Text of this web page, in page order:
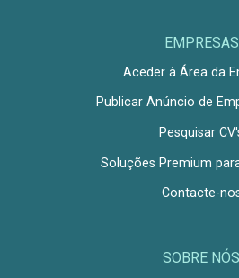
EMPRESAS
Aceder à Área da
Publicar Anúncio de
Pesquisar
Soluções Premium
Contacte-
SOBRE NÓS